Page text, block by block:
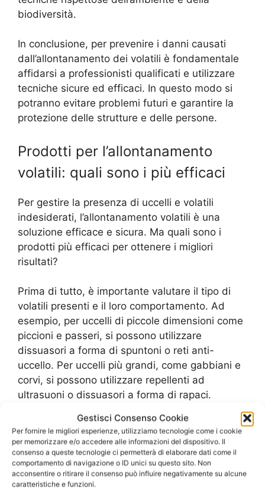
Gestisci Consenso Cookie
Per fornire le migliori esperienze, utilizziamo tecnologie come i cookie
per memorizzare e/o accedere alle informazioni del dispositivo. Il
consenso a queste tecnologie ci permetterà di elaborare dati come il
comportamento di navigazione o ID unici su questo sito. Non
acconsentire o ritirare il consenso può influire negativamente su alcune
caratteristiche e funzioni.
biodiversità.
In conclusione, per prevenire i danni causati
dall’allontanamento dei volatili è fondamentale
affidarsi a professionisti qualificati e utilizzare
tecniche sicure ed efficaci. In questo modo si
potranno evitare problemi futuri e garantire la
protezione delle strutture e delle persone.
Prodotti per l’allontanamento
volatili: quali sono i più efficaci
Per gestire la presenza di uccelli e volatili
indesiderati, l’allontanamento volatili è una
soluzione efficace e sicura. Ma quali sono i
prodotti più efficaci per ottenere i migliori
risultati?
Prima di tutto, è importante valutare il tipo di
volatili presenti e il loro comportamento. Ad
esempio, per uccelli di piccole dimensioni come
piccioni e passeri, si possono utilizzare
dissuasori a forma di spuntoni o reti anti-
uccello. Per uccelli più grandi, come gabbiani e
corvi, si possono utilizzare repellenti ad
ultrasuoni o dissuasori a forma di rapaci.
È anche possibile utilizzare prodotti naturali,
come oli essenziali o gel repellenti a base di
estratti di piante, per allontanare i volatili in
modo non invasivo. Inoltre, per evitare che i
volatili si posino su superfici come tetti o